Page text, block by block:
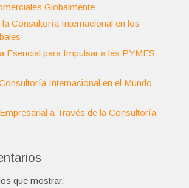
Globalmente
Consultoría Internacional en los
Esencial para Impulsar a las PYMES
Internacional en el Mundo
a Través de la Consultoría
que mostrar.